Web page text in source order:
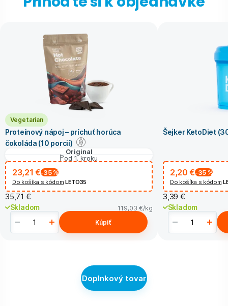
Vegetarian
Proteínový nápoj – príchuť horúca
čokoláda (10 porcií)
Original
od 1. kroku
23,21 €-35%
Do košíka s kódom LETO35
35,71 €
Skladom 119,03 €/kg
Kúpiť
Šejker KetoDiet
2,20 €-35 %
Do košíka s kódom
3,39 €
Skladom
Doplnkový tovar